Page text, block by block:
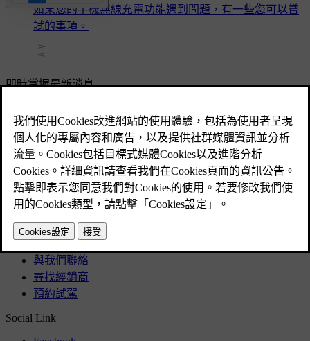
如果您的手機無線充電功能遇到問題，有一些您可以嘗
試的事項。